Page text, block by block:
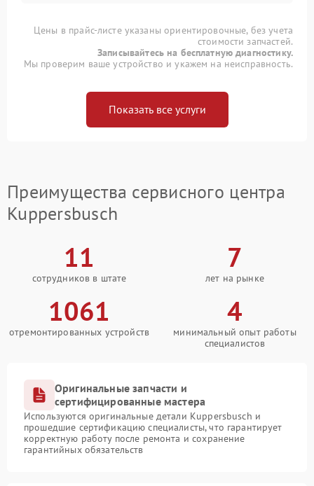
Цены в прайс-листе указаны ориентировочные, без учета
стоимости запчастей.
Записывайтесь на бесплатную диагностику.
Мы проверим ваше устройство и укажем на неисправность.
Показать все услуги
Преимущества сервисного центра
Kuppersbusch
11
сотрудников в штате
7
лет на рынке
1061
отремонтированных устройств
4
минимальный опыт работы
специалистов
Оригинальные запчасти и
сертифицированные мастера
Используются оригинальные детали Kuppersbusch и
прошедшие сертификацию специалисты, что гарантирует
корректную работу после ремонта и сохранение
гарантийных обязательств